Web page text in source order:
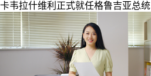
卡韦拉什维利正式就任格鲁吉亚总统